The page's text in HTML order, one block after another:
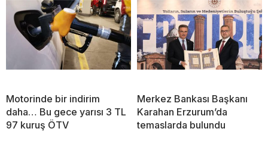
Motorinde bir indirim
daha… Bu gece yarısı 3 TL
97 kuruş ÖTV
Merkez Bankası Başkanı
Karahan Erzurum’da
temaslarda bulundu